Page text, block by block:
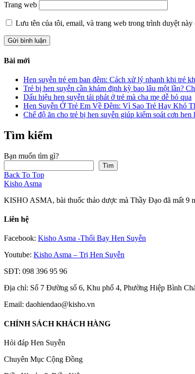
Trang web
Lưu tên của tôi, email, và trang web trong trình duyệt
Bài mới
Hen suyễn trẻ em ban đêm: Cách xử lý nhanh khi trẻ
Trẻ bị hen suyễn cần khám định kỳ bao lâu một lần?
Dấu hiệu hen suyễn tái phát ở trẻ mà cha mẹ dễ bỏ qua
Hen Suyễn Ở Trẻ Em Về Đêm: Vì Sao Trẻ Hay Khó
Chế độ ăn cho trẻ bị hen suyễn giúp kiểm soát cơn hen
Tìm kiếm
Bạn muốn tìm gì?
Tìm
Back To Top
Kisho Asma
KISHO ASMA, bài thuốc thảo dược mà Thầy Đạo đã mất 9
Liên hệ
Facebook: Kisho Asma -Thổi Bay Hen Suyễn
Youtube: Kisho Asma – Trị Hen Suyễn
SĐT: 098 396 95 96
Địa chỉ: Số 7 Đường số 6, Khu phố 4, Phường Hiệp Bình
Email: daohiendao@kisho.vn
CHÍNH SÁCH KHÁCH HÀNG
Hỏi đáp Hen Suyễn
Chuyên Mục Cộng Đồng